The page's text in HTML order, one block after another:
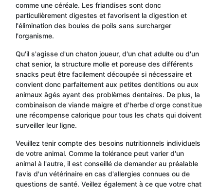
comme une céréale. Les friandises sont donc
particulièrement digestes et favorisent la digestion et
l'élimination des boules de poils sans surcharger
l'organisme.
Qu'il s'agisse d'un chaton joueur, d'un chat adulte ou d'un
chat senior, la structure molle et poreuse des différents
snacks peut être facilement découpée si nécessaire et
convient donc parfaitement aux petites dentitions ou aux
animaux âgés ayant des problèmes dentaires. De plus, la
combinaison de viande maigre et d'herbe d'orge constitue
une récompense calorique pour tous les chats qui doivent
surveiller leur ligne.
Veuillez tenir compte des besoins nutritionnels individuels
de votre animal. Comme la tolérance peut varier d'un
animal à l'autre, il est conseillé de demander au préalable
l'avis d'un vétérinaire en cas d'allergies connues ou de
questions de santé. Veillez également à ce que votre chat